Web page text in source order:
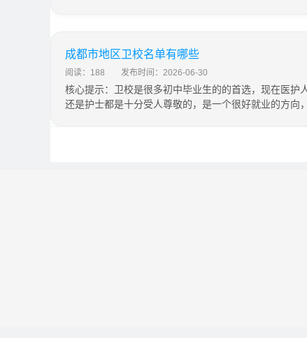
成都市地区卫校名单有哪些
阅读：188 发布时间：2026-06-30
核心提示：卫校是很多初中毕业生的的首选，现在医护
还是护士都是十分受人尊敬的，是一个很好就业的方向